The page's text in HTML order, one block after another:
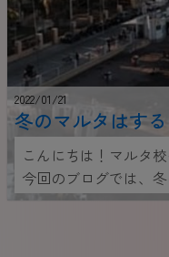
2022/01/21
冬のマルタはす
ない、冬のマル
こんにちは！マルタ
今回のブログでは、
容で、冬のマルタを